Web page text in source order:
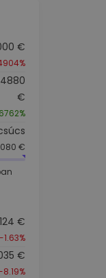
€
€
€
€
-1.63%
€